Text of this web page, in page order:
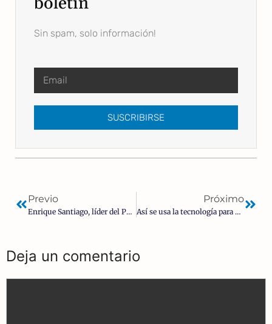
Sin spam, solo información!
SUSCRIBIRSE
Previo
Enrique Santiago, líder del PCE, nuevo secretario de Estado para la Agenda 2030
Próximo
Así se usa la tecnología para castigar a la población molesta al Gobierno
Deja un comentario